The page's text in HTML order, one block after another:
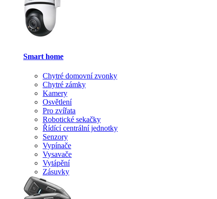
Smart home
Chytré domovní zvonky
Chytré zámky
Kamery
Osvětlení
Pro zvířata
Robotické sekačky
Řídící centrální jednotky
Senzory
Vypínače
Vysavače
Vytápění
Zásuvky